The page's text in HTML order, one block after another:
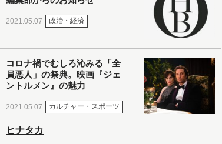
2021.05.07 政治・経済
コロナ禍でむしろ沁みる「全
員悪人」の祭典。映画『ジェ
ントルメン』の魅力
2021.05.07 カルチャー・スポーツ
ヒナタカ